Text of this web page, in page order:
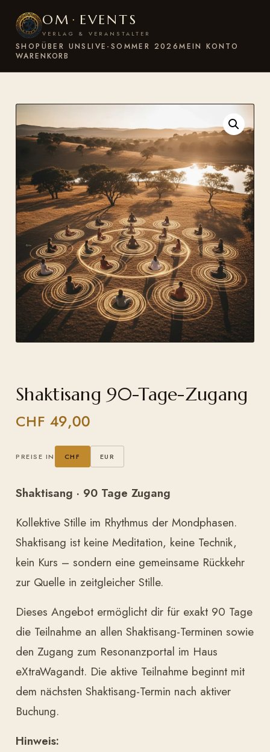
OM · EVENTS
VERLAG & VERANSTALTER
SHOP ÜBER UNS LIVE-SOMMER 2026MEIN KONTO
WARENKORB
Shaktisang 90-Tage-Zugang
CHF 49,00
PREISE IN CHF EUR
Shaktisang · 90 Tage Zugang
Kollektive Stille im Rhythmus der Mondphasen.
Shaktisang ist keine Meditation, keine Technik,
kein Kurs – sondern eine gemeinsame Rückkehr
zur Quelle in zeitgleicher Stille.
Dieses Angebot ermöglicht dir für exakt 90 Tage
die Teilnahme an allen Shaktisang-Terminen sowie
den Zugang zum Resonanzportal im Haus
eXtraWagandt. Die aktive Teilnahme beginnt mit
dem nächsten Shaktisang-Termin nach aktiver
Buchung.
Hinweis: